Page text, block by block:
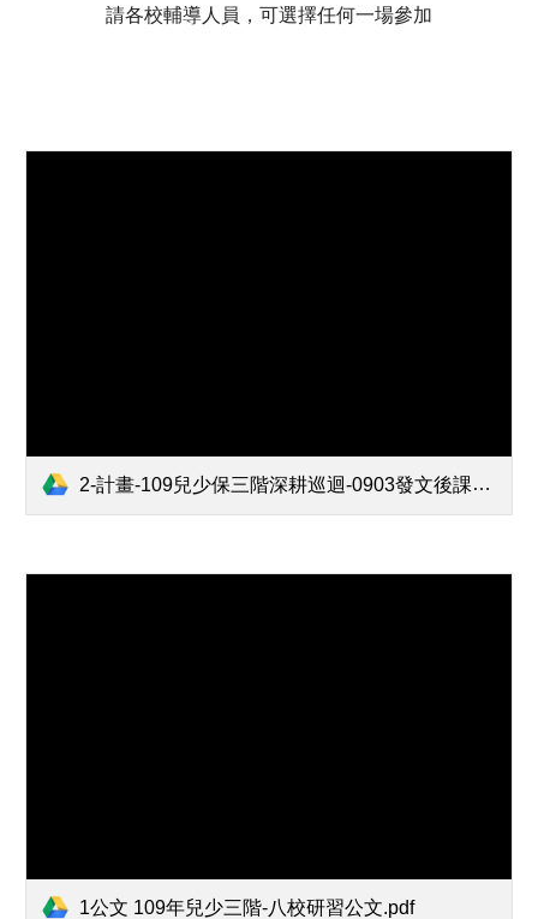
請各校輔導人員，可選擇任何一場參加
2-計畫-109兒少保三階深耕巡迴-0903發文後課程代碼.pdf
1公文 109年兒少三階-八校研習公文.pdf